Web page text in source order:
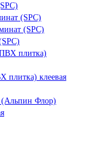
(SPC)
(SPC)
плитка) клеевая
(Альпин Флор)